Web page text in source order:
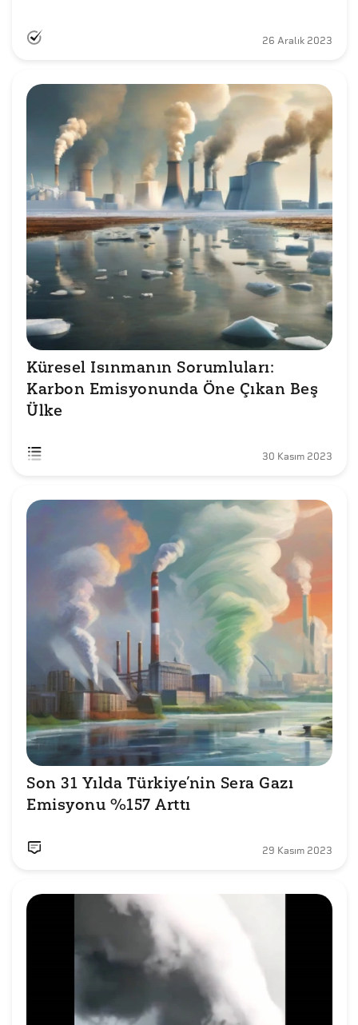
26 Aralık 2023
Küresel Isınmanın Sorumluları:
Karbon Emisyonunda Öne Çıkan Beş
Ülke
30 Kasım 2023
Son 31 Yılda Türkiye’nin Sera Gazı
Emisyonu %157 Arttı
29 Kasım 2023